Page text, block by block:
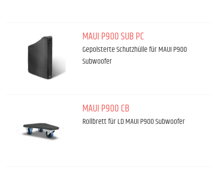
MAUI P900 SUB PC
Gepolsterte Schutzhülle für MAUI P900
Subwoofer
MAUI P900 CB
Rollbrett für LD MAUI P900 Subwoofer